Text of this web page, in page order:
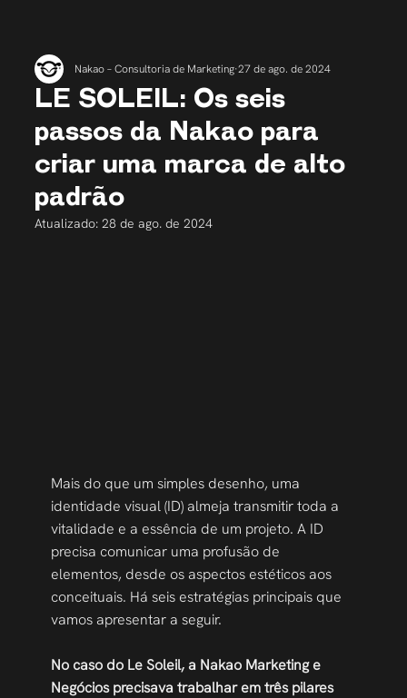
LE SOLEIL: Os seis
passos da Nakao para
criar uma marca de alto
padrão
Nakao – Consultoria de Marketing 27 de ago. de 2024
Atualizado:28 de ago. de 2024
Mais do que um simples desenho, uma
identidade visual (ID) almeja transmitir toda a
vitalidade e a essência de um projeto. A ID
precisa comunicar uma profusão de
elementos, desde os aspectos estéticos aos
conceituais. Há seis estratégias principais que
vamos apresentar a seguir.
No caso do Le Soleil, a Nakao Marketing e
Negócios precisava trabalhar em três pilares